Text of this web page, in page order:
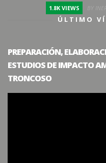
1.8K VIEWS BY
ÚLTIMO
PREPARACIÓN,
ESTUDIOS DE IMPACTO
TRONCOSO